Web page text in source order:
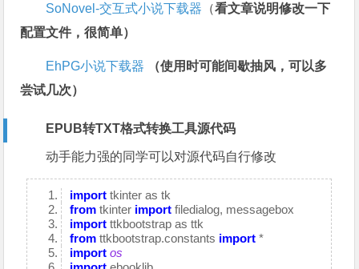
SoNovel-交互式小说下载器 （看文章说明修改一下
配置文件，很简单）
EhPG小说下载器
（使用时可能间歇抽风，可以多
尝试几次）
EPUB转TXT格式转换工具源代码
动手能力强的同学可以对源代码自行修改
import tkinter as tk
from tkinter import filedialog, messagebox
import ttkbootstrap as ttk
from ttkbootstrap.constants import *
import os